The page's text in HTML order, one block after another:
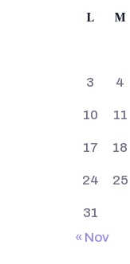
L M
3 4
10 11
17 18
24 25
31
« Nov